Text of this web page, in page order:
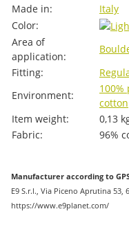
Item information
Value
Made in:
Italy
Color:
Area of ​​
application:
Fitting:
Environment:
cotton
Item weight:
0,13
Fabric:
96%
Manufacturer according to
E9 S.r.l., Via Piceno Aprutina 53,
https://www.e9planet.com/